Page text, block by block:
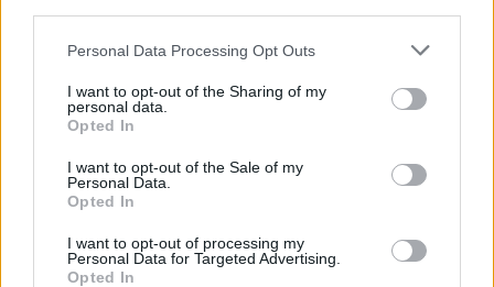
Personal Data Processing Opt Outs
I want to opt-out of the Sharing of my
personal data.
Opted In
I want to opt-out of the Sale of my
Personal Data.
Opted In
I want to opt-out of processing my
Personal Data for Targeted Advertising.
Opted In
N O
Z #